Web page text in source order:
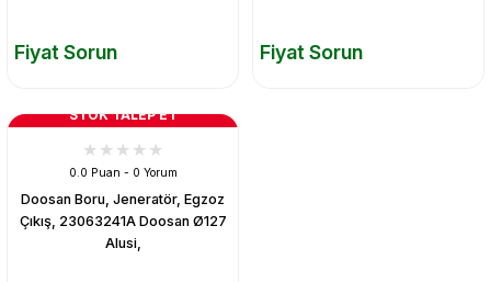
Fiyat Sorun Fiyat Sorun
STOK TALEP ET
0.0 Puan - 0 Yorum
Doosan Boru, Jeneratör, Egzoz
Çıkış, 23063241A Doosan Ø127
Alusi,